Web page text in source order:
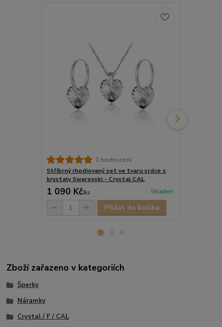
1 hodnocení
Stříbrný rhodiovaný set ve tvaru srdce s
krystaly Swarovski - Crystal CAL
1 090 Kč/ks Skladem
Přidat do košíku
Zboží zařazeno v kategoriích
Šperky
Náramky
Crystal / F / CAL